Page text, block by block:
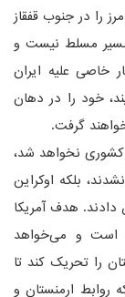
را در جنوب قفقاز
مسیر مسلط نیست و
خاصی علیه ایران
خود را در دهان
گرفت.
کشوری نخواهد شد،
بلکه اوکراین
دادند. هدف آمریکا
است و می‌خواهد
را تحریک کند تا
روابط ارمنستان و